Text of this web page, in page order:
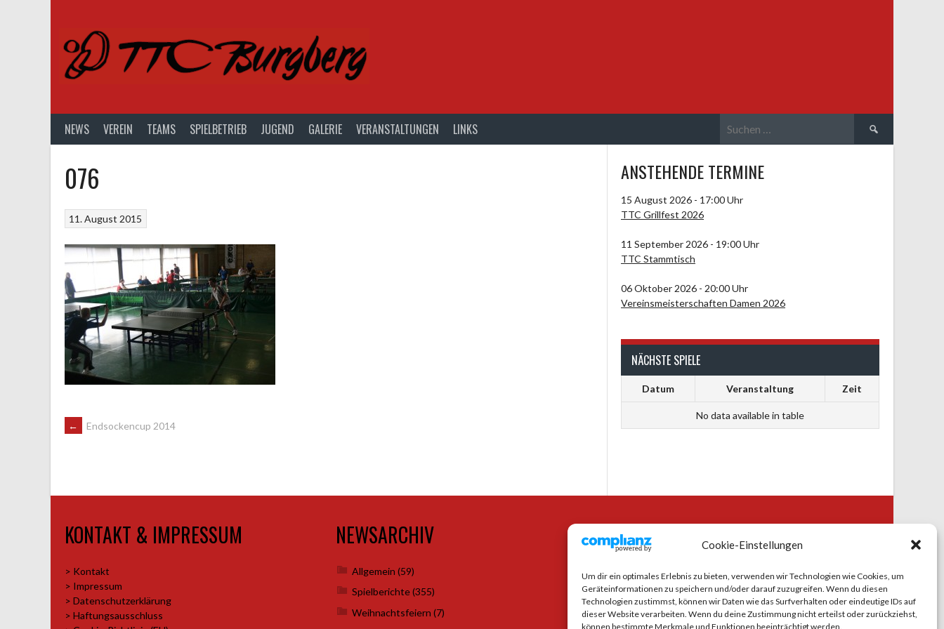
Cookie-Einstellungen
Um dir ein optimales Erlebnis zu bieten, verwenden wir Technologien wie Cookies, um
Geräteinformationen zu speichern und/oder darauf zuzugreifen. Wenn du diesen
Technologien zustimmst, können wir Daten wie das Surfverhalten oder eindeutige IDs auf
dieser Website verarbeiten. Wenn du deine Zustimmung nicht erteilst oder zurückziehst,
können bestimmte Merkmale und Funktionen beeinträchtigt werden.
NEWS VEREIN TEAMS SPIELBETRIEB JUGEND GALERIE VERANSTALTUNGEN LINKS
nach:
076
11. August 2015
ARTIKEL-
← Endsockencup 2014
ANSTEHENDE TERMINE
15 August 2026 - 17:00 Uhr
TTC Grillfest 2026
11 September 2026 - 19:00 Uhr
TTC Stammtisch
06 Oktober 2026 - 20:00 Uhr
Vereinsmeisterschaften Damen 2026
NÄCHSTE SPIELE
Datum Veranstaltung Zeit
No data available in table
KONTAKT & IMPRESSUM
> Kontakt
> Impressum
> Datenschutzerklärung
> Haftungsausschluss
NEWSARCHIV
Allgemein (59)
Spielberichte(355)
Weihnachtsfeiern (7)
SOCIAL MEDIA